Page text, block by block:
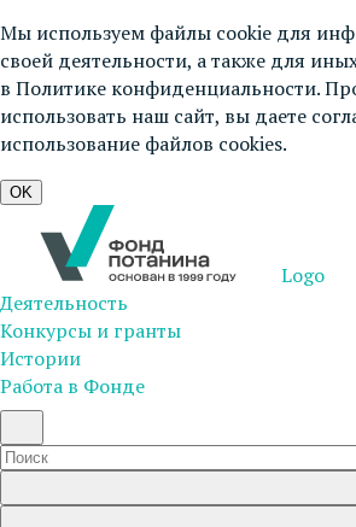
Мы используем файлы cookie для
своей деятельности, а также для
в Политике конфиденциальности.
использовать наш сайт, вы даете
использование файлов cookies.
OK
Logo
Деятельность
Конкурсы и гранты
Истории
Работа в Фонде